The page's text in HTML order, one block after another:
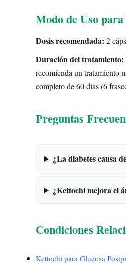
Modo de Uso
Dosis recomendada: 2
Duración del tratamiento:
recomienda un tratamiento
completo de 60 días (6
Preguntas
¿La diabetes causa
¿Kettochi mejora el
Condiciones
Kettochi para Glucosa